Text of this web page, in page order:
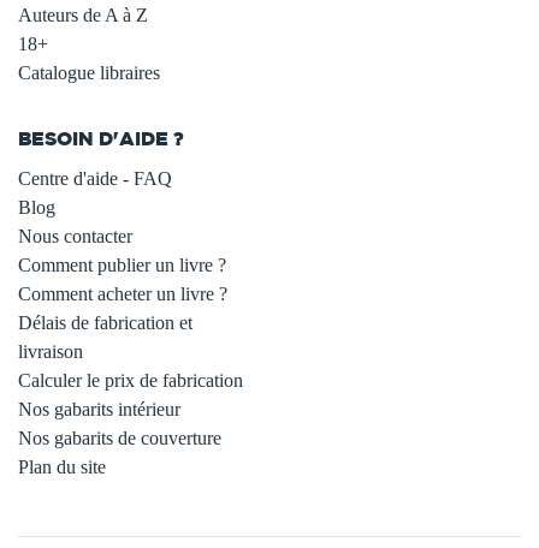
Auteurs de A à Z
18+
Catalogue libraires
BESOIN D'AIDE ?
Centre d'aide - FAQ
Blog
Nous contacter
Comment publier un livre ?
Comment acheter un livre ?
Délais de fabrication et
livraison
Calculer le prix de fabrication
Nos gabarits intérieur
Nos gabarits de couverture
Plan du site